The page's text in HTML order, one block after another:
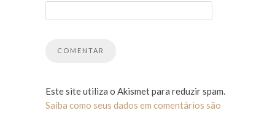
Este site utiliza o Akismet para reduzir spam.
Saiba como seus dados em comentários são